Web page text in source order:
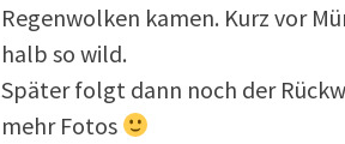
Regenwolken kamen. Kurz vor
halb so wild.
Später folgt dann noch der
mehr Fotos